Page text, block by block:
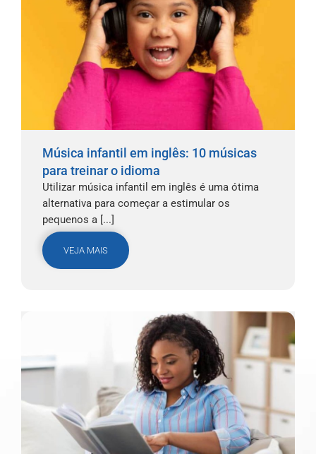
Música infantil em inglês: 10 músicas
para treinar o idioma
Utilizar música infantil em inglês é uma ótima
alternativa para começar a estimular os
pequenos a [...]
VEJA MAIS